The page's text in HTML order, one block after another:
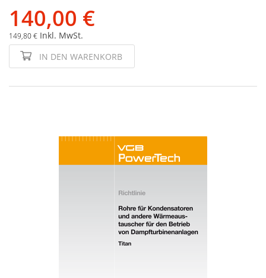
140,00 €
149,80 € Inkl. MwSt.
IN DEN WARENKORB